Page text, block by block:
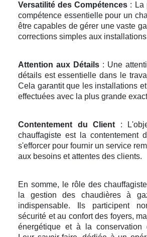
Versatilité des Compétences : La
compétence essentielle pour un
être capables de gérer une vaste
corrections simples aux
Attention aux Détails : Une
détails est essentielle dans le
Cela garantit que les installations
effectuées avec la plus grande
Contentement du Client:
chauffagiste est la contentement
s'efforcer pour fournir un service
aux besoins et attentes des clients.
En somme, le rôle des
la gestion des chaudières à
indispensable. Ils participent
sécurité et au confort des foyers,
énergétique et à la conservation